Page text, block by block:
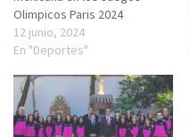
Olimpicos Paris 2024
12 junio, 2024
En "Deportes"